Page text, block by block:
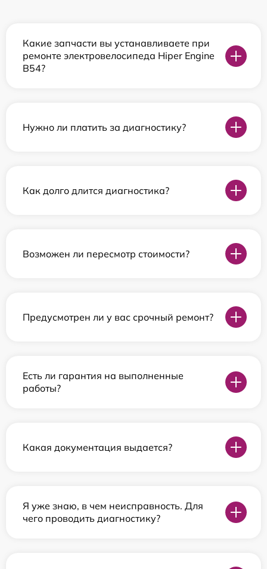
Какие запчасти вы устанавливаете при
ремонте электровелосипеда Hiper Engine
B54?
Нужно ли платить за диагностику?
Как долго длится диагностика?
Возможен ли пересмотр стоимости?
Предусмотрен ли у вас срочный ремонт?
Есть ли гарантия на выполненные
работы?
Какая документация выдается?
Я уже знаю, в чем неисправность. Для
чего проводить диагностику?